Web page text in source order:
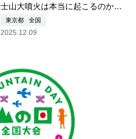
士山大噴火は本当に起こるのか？
富士山大噴火は本当に起こるの
か？
東京都 全国
2025.12.09